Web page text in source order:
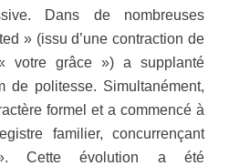
Dans de nombreuses
» (issu d’une contraction de
votre grâce ») a supplanté
de politesse. Simultanément,
formel et a commencé à
familier, concurrençant
Cette évolution a été